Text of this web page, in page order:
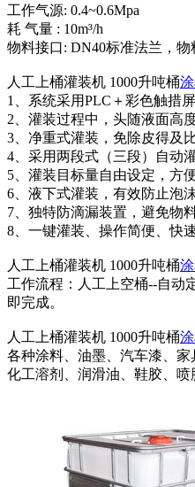
工作气源: 0.4~0.6Mpa
耗 气量 : 10m³/h
物料接口: DN40标准法兰，物
人工上桶灌装机 1000升吨桶
1、系统采用PLC＋彩色触措
2、灌装过程中，头随液面高
3、净重式灌装，免除皮得及
4、采用两段式（三段）自动
5、灌装目标量自由设定，方
6、液下式灌装，有效防止泡
7、独特防滴漏装置，避免物
8、一键灌装、操作简便、快
人工上桶灌装机 1000升吨桶
工作流程：人工上空桶--自动
即完成。
人工上桶灌装机 1000升吨桶
各种涂料、油墨、汽车漆、家
化工溶剂、润滑油、鞋胶、喷